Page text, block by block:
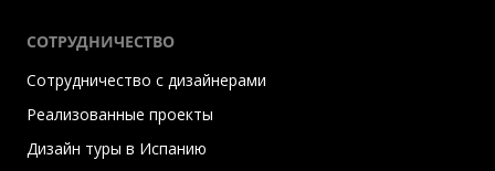
СОТРУДНИЧЕСТВО
Сотрудничество с дизайнерами
Реализованные проекты
Дизайн туры в Испанию